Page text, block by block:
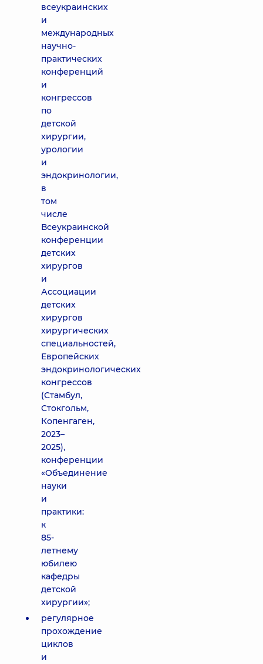
всеукраинских
и
международных
научно-
практических
конференций
и
конгрессов
по
детской
хирургии,
урологии
и
эндокринологии,
в
том
числе
Всеукраинской
конференции
детских
хирургов
и
Ассоциации
детских
хирургов
хирургических
специальностей,
Европейских
эндокринологических
конгрессов
(Стамбул,
Стокгольм,
Копенгаген,
2023–
2025),
конференции
«Объединение
науки
и
практики:
к
85-
летнему
юбилею
кафедры
детской
хирургии»;
регулярное
прохождение
циклов
и